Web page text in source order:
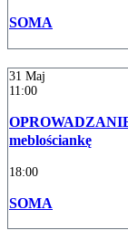
SOMA
31 Maj
11:00
meblościankę
18:00
SOMA